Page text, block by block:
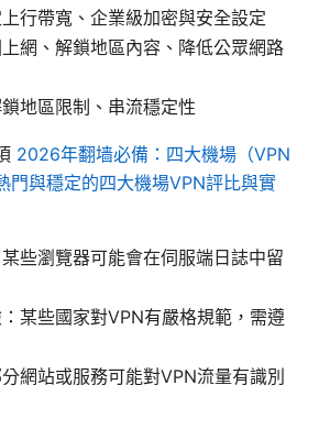
行帶寬、企業級加密與安全設定
網、解鎖地區內容、降低公眾網路
地區限制、串流穩定性
2026年翻墙必備：四大機場（VPN
門與穩定的四大機場VPN評比與實
些瀏覽器可能會在伺服端日誌中留
某些國家對VPN有嚴格規範，需遵
網站或服務可能對VPN流量有識別